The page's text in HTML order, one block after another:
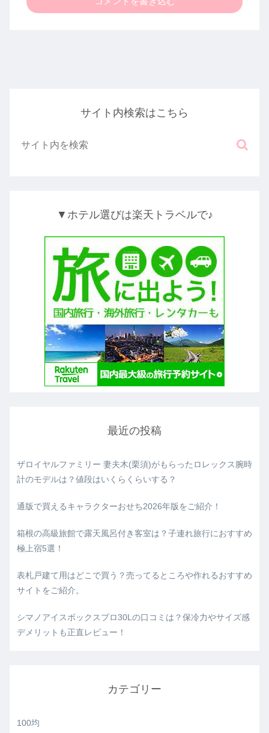
サイト内検索はこちら
▼ホテル選びは楽天トラベルで♪
最近の投稿
ザロイヤルファミリー 妻夫木(栗須)がもらったロレックス腕時
計のモデルは？値段はいくらくらいする？
通版で買えるキャラクターおせち2026年版をご紹介！
箱根の高級旅館で露天風呂付き客室は？子連れ旅行におすすめ
極上宿5選！
表札戸建て用はどこで買う？売ってるところや作れるおすすめ
サイトをご紹介。
シマノアイスボックスプロ30Lの口コミは？保冷力やサイズ感
デメリットも正直レビュー！
カテゴリー
100均